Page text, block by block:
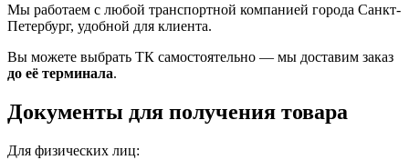
Мы работаем с любой транспортной компанией города Санкт-
Петербург, удобной для клиента.
Вы можете выбрать ТК самостоятельно — мы доставим заказ
до её терминала.
Документы для получения товара
Для физических лиц: